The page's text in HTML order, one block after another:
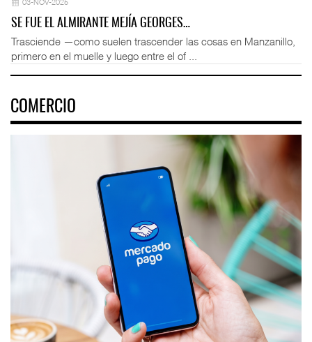
SE FUE EL ALMIRANTE MEJÍA GEORGES…
Trasciende —como suelen trascender las cosas en Manzanillo,
primero en el muelle y luego entre el of ...
COMERCIO